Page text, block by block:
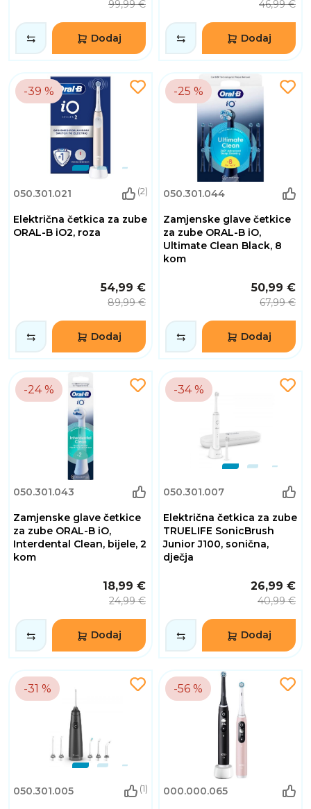
99,99 €
Dodaj
46,99 €
Dodaj
-39 %
050.301.021 (2)
Električna četkica za zube
ORAL-B iO2, roza
54,99 €
89,99 €
Dodaj
-25 %
050.301.044
Zamjenske glave četkice
za zube ORAL-B iO,
Ultimate Clean Black, 8
kom
50,99 €
67,99 €
Dodaj
-24 %
050.301.043
Zamjenske glave četkice
za zube ORAL-B iO,
Interdental Clean, bijele, 2
kom
18,99 €
24,99 €
Dodaj
-34 %
050.301.007
Električna četkica za zube
TRUELIFE SonicBrush
Junior J100, sonična,
dječja
26,99 €
40,99 €
Dodaj
-31 %
050.301.005 (1)
-56 %
000.000.065